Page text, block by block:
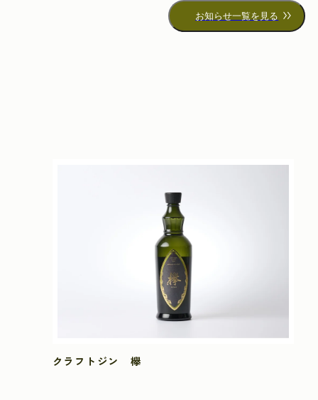
お知らせ一覧を見る
クラフトジン 欅